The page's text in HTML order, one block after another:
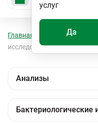
услуг
Да
Главная Анализы
исследования